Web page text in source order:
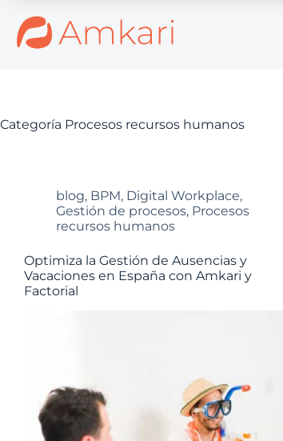
Categoría Procesos recursos humanos
blog, BPM, Digital Workplace,
Gestión de procesos, Procesos
recursos humanos
Optimiza la Gestión de Ausencias y
Vacaciones en España con Amkari y
Factorial